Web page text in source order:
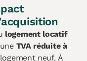
logement locatif
TVA réduite à
neuf. À